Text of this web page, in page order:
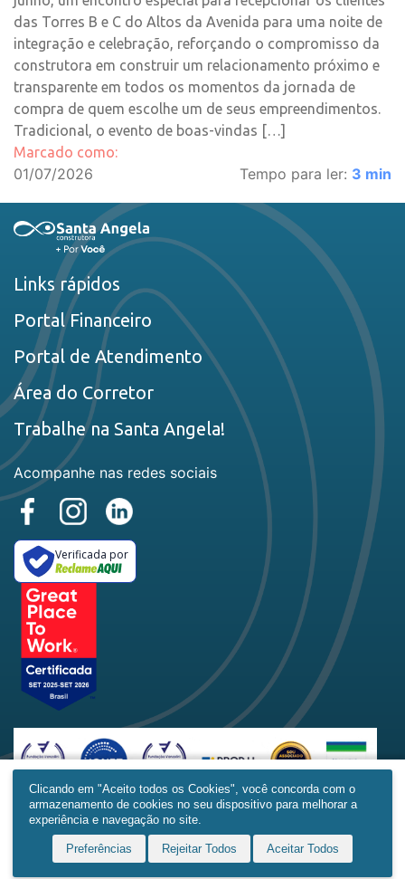
das Torres B e C do Altos da Avenida para uma noite de
integração e celebração, reforçando o compromisso da
construtora em construir um relacionamento próximo e
transparente em todos os momentos da jornada de
compra de quem escolhe um de seus empreendimentos.
Tradicional, o evento de boas-vindas […]
Marcado como:
01/07/2026 Tempo para ler: 3 min
Links rápidos
Portal Financeiro
Portal de Atendimento
Área do Corretor
Trabalhe na Santa Angela!
Acompanhe nas redes sociais
Verificada por
Home Produtos Obras Contato Mais
Clicando em "Aceito todos os Cookies", você concorda com o
armazenamento de cookies no seu dispositivo para melhorar a
experiência e navegação no site.
Preferências Rejeitar Todos Aceitar Todos